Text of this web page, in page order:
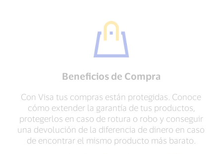
Beneficios de Compra
Con Visa tus compras están protegidas. Conoce
cómo extender la garantía de tus productos,
protegerlos en caso de rotura o robo y conseguir
una devolución de la diferencia de dinero en caso
de encontrar el mismo producto más barato.